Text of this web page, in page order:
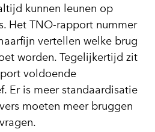
kunnen leunen op
Het TNO-rapport nummer
vertellen welke brug
worden. Tegelijkertijd zit
voldoende
Er is meer standaardisatie
moeten meer bruggen